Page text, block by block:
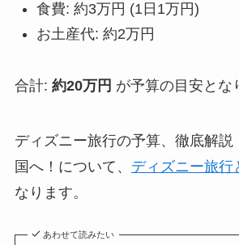
食費: 約3万円 (1日1万円)
お土産代: 約2万円
合計: 約20万円 が予算の目安とな
ディズニー旅行の予算、徹底解説
国へ！について、 ディズニー旅行
なります。
あわせて読みたい